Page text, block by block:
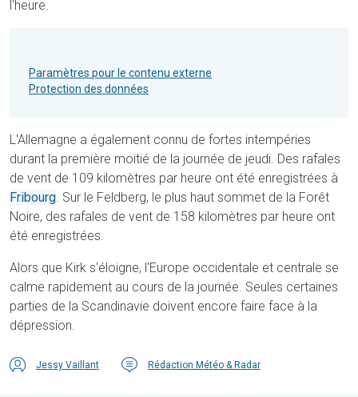
l'heure.
Paramètres pour le contenu externe
Protection des données
L'Allemagne a également connu de fortes intempéries
durant la première moitié de la journée de jeudi. Des rafales
de vent de 109 kilomètres par heure ont été enregistrées à
Fribourg. Sur le Feldberg, le plus haut sommet de la Forêt
Noire, des rafales de vent de 158 kilomètres par heure ont
été enregistrées.
Alors que Kirk s'éloigne, l'Europe occidentale et centrale se
calme rapidement au cours de la journée. Seules certaines
parties de la Scandinavie doivent encore faire face à la
dépression.
Jessy Vaillant Rédaction Météo & Radar